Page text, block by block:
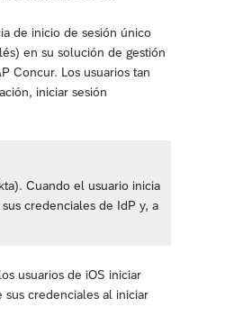
de inicio de sesión único
en su solución de gestión
Concur. Los usuarios tan
iniciar sesión
Cuando el usuario inicia
credenciales de IdP y, a
usuarios de iOS iniciar
credenciales al iniciar